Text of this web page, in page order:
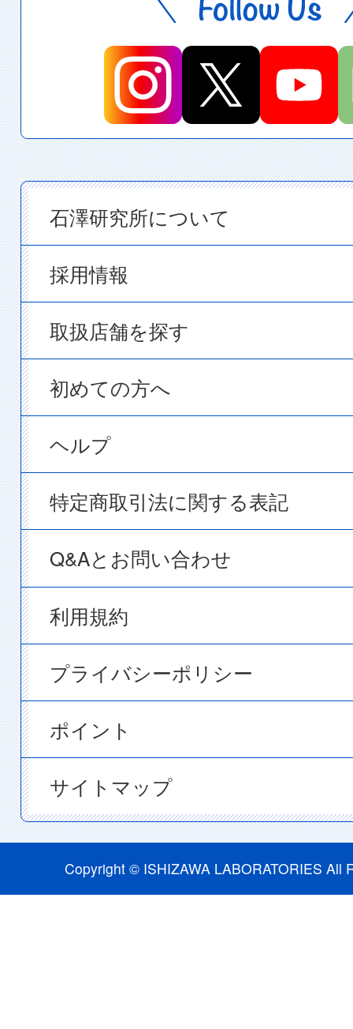
石澤研究所について
採用情報
取扱店舗を探す
初めての方へ
ヘルプ
特定商取引法に関する表記
Q&Aとお問い合わせ
利用規約
プライバシーポリシー
ポイント
サイトマップ
Copyright © ISHIZAWA LABORATORIES All